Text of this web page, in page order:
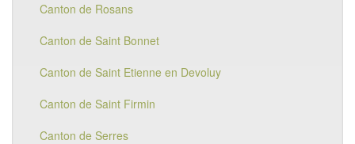
Canton de Rosans
Canton de Saint Bonnet
Canton de Saint Etienne en Devoluy
Canton de Saint Firmin
Canton de Serres